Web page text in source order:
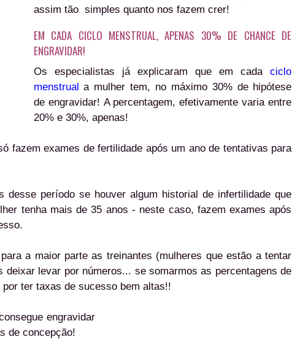
assim tão simples quanto nos fazem crer!
EM CADA CICLO MENSTRUAL, APENAS 30% DE CHANCE DE
ENGRAVIDAR!
Os especialistas já explicaram que em cadaciclo
menstrual a mulher tem, no máximo 30% de hipótese
de engravidar! A percentagem, efetivamente varia entre
20% e 30%, apenas!
fazem exames de fertilidade após um ano de tentativas para
desse período se houver algum historial de infertilidade que
tenha mais de 35 anos - neste caso, fazem exames após
a maior parte as treinantes (mulheres que estão a tentar
deixar levar por números... se somarmos as percentagens de
ter taxas de sucesso bem altas!!
engravidar
de concepção!